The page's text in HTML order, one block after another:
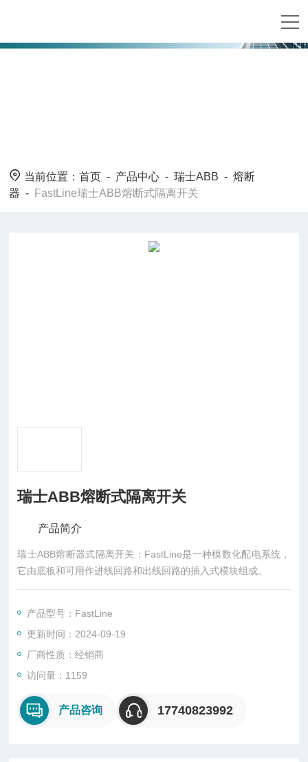
当前位置：首页 - 产品中心 -瑞士ABB -熔断
器 - FastLine瑞士ABB熔断式隔离开关
瑞士ABB熔断式隔离开关
产品简介
瑞士ABB熔断器式隔离开关：FastLine是一种模数化配电系统，
它由底板和可用作进线回路和出线回路的插入式模块组成。
产品型号：FastLine
更新时间：2024-09-19
厂商性质：经销商
访问量：1159
产品咨询 17740823992